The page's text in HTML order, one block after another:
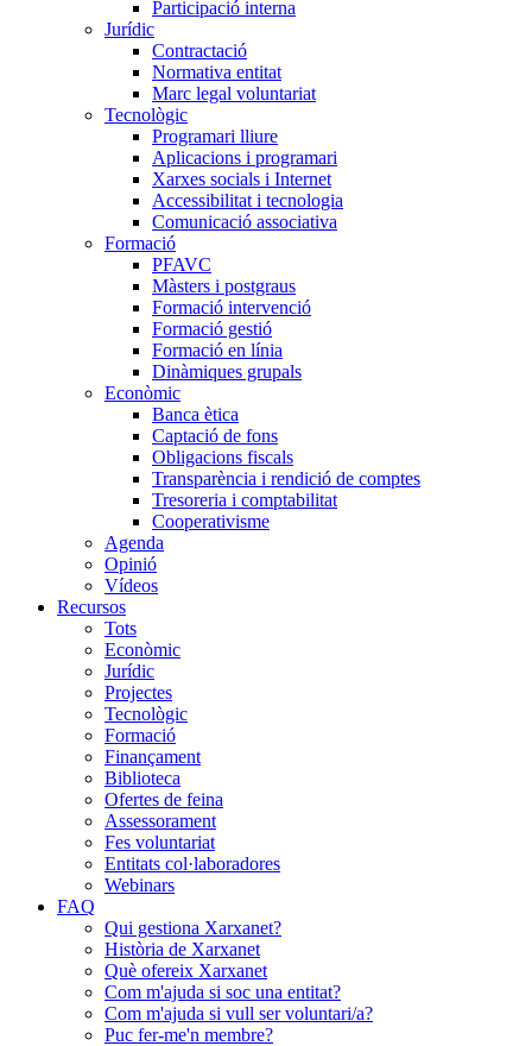
Participació interna
Jurídic
Contractació
Normativa entitat
Marc legal voluntariat
Tecnològic
Programari lliure
Aplicacions i programari
Xarxes socials i Internet
Accessibilitat i tecnologia
Comunicació associativa
Formació
PFAVC
Màsters i postgraus
Formació intervenció
Formació gestió
Formació en línia
Dinàmiques grupals
Econòmic
Banca ètica
Captació de fons
Obligacions fiscals
Transparència i rendició de comptes
Tresoreria i comptabilitat
Cooperativisme
Agenda
Opinió
Vídeos
Recursos
Tots
Econòmic
Jurídic
Projectes
Tecnològic
Formació
Finançament
Biblioteca
Ofertes de feina
Assessorament
Fes voluntariat
Entitats col·laboradores
Webinars
FAQ
Qui gestiona Xarxanet?
Història de Xarxanet
Què ofereix Xarxanet
Com m'ajuda si soc una entitat?
Com m'ajuda si vull ser voluntari/a?
Puc fer-me'n membre?